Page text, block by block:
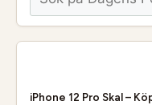
iPhone 12 Pro Skal –